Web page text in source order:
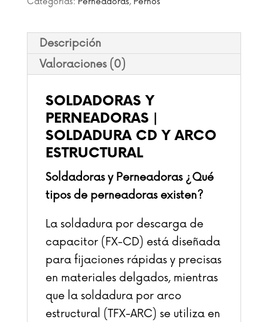
Descripción
Valoraciones (0)
SOLDADORAS Y
PERNEADORAS |
SOLDADURA CD Y ARCO
ESTRUCTURAL
Soldadoras y Perneadoras ¿Qué
tipos de perneadoras existen?
La soldadura por descarga de
capacitor (FX-CD) está diseñada
para fijaciones rápidas y precisas
en materiales delgados, mientras
que la soldadura por arco
estructural (TFX-ARC) se utiliza en